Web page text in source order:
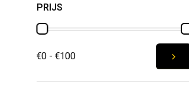
PRIJS
€0 - €100